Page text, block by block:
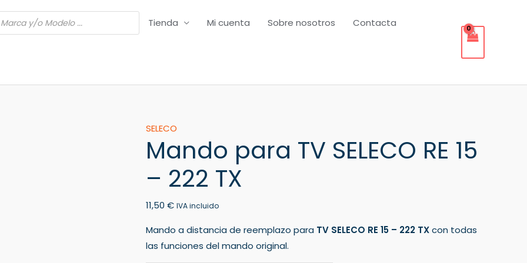
Tienda Mi cuenta Sobre nosotros Contacta
SELECO
Mando para TV SELECO RE 15
– 222 TX
11,50 € IVA incluido
Mando a distancia de reemplazo para TV SELECO RE 15 – 222 TXcon todas
las funciones del mando original.
Mando
para
TV
SELECO
15